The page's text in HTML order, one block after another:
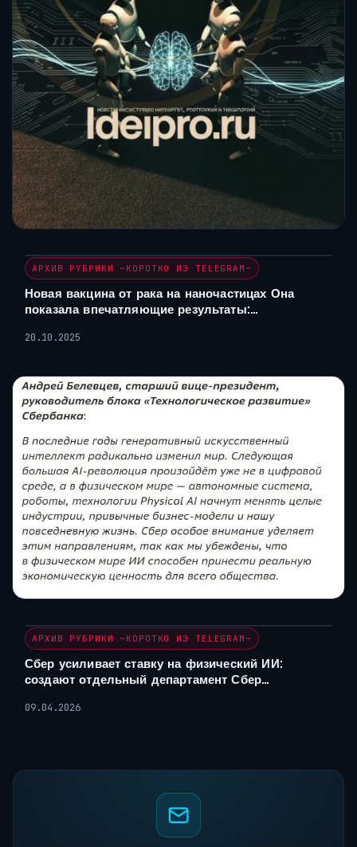
АРХИВ РУБРИКИ ~КОРОТКО ИЗ TELEGRAM~
Новая вакцина от рака на наночастицах Она
показала впечатляющие результаты:…
20.10.2025
АРХИВ РУБРИКИ ~КОРОТКО ИЗ TELEGRAM~
Сбер усиливает ставку на физический ИИ:
создают отдельный департамент Сбер…
09.04.2026